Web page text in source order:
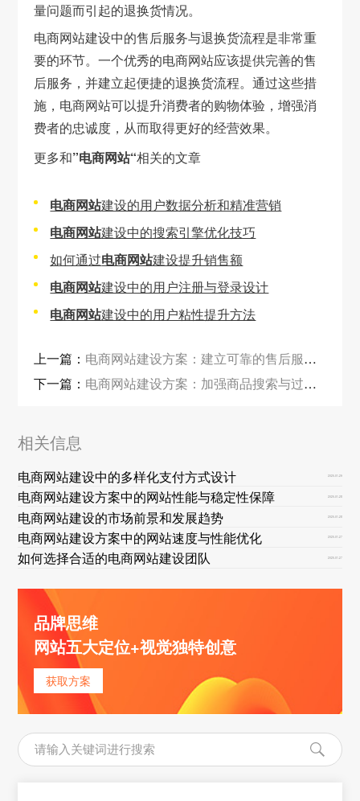
量问题而引起的退换货情况。
电商网站建设中的售后服务与退换货流程是非常重
要的环节。一个优秀的电商网站应该提供完善的售
后服务，并建立起便捷的退换货流程。通过这些措
施，电商网站可以提升消费者的购物体验，增强消
费者的忠诚度，从而取得更好的经营效果。
更多和”电商网站“相关的文章
电商网站建设的用户数据分析和精准营销
电商网站建设中的搜索引擎优化技巧
如何通过电商网站建设提升销售额
电商网站建设中的用户注册与登录设计
电商网站建设中的用户粘性提升方法
上一篇： 电商网站建设方案：建立可靠的售后服务机制
下一篇： 电商网站建设方案：加强商品搜索与过滤功能
相关信息
电商网站建设中的多样化支付方式设计 2025-01-29
电商网站建设方案中的网站性能与稳定性保障 2025-01-28
电商网站建设的市场前景和发展趋势 2025-01-28
电商网站建设方案中的网站速度与性能优化 2025-01-27
如何选择合适的电商网站建设团队 2025-01-27
品牌思维
网站五大定位+视觉独特创意
获取方案